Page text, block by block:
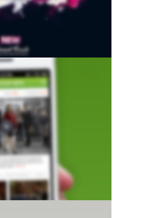
·Videos ·Web
Video
·Slider